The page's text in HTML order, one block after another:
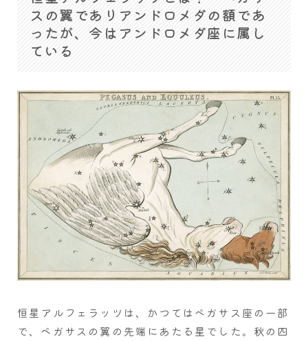
スの翼でありアンドロメダの額であ
ったが、今はアンドロメダ座に属し
ている
恒星アルフェラッツは、かつてはペガサス座の一部
で、ペガサスの翼の先端にあたる星でした。秋の四